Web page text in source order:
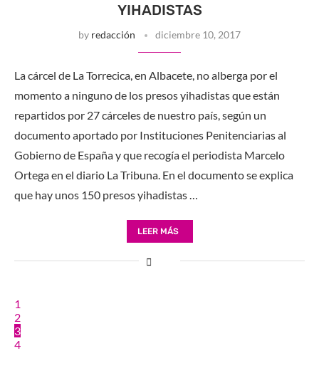
YIHADISTAS
by redacción diciembre 10, 2017
La cárcel de La Torrecica, en Albacete, no alberga por el
momento a ninguno de los presos yihadistas que están
repartidos por 27 cárceles de nuestro país, según un
documento aportado por Instituciones Penitenciarias al
Gobierno de España y que recogía el periodista Marcelo
Ortega en el diario La Tribuna. En el documento se explica
que hay unos 150 presos yihadistas …
LEER MÁS
1
2
3
4